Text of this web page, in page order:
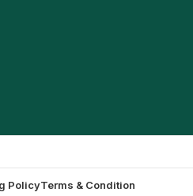
PolicyTerms & Condition